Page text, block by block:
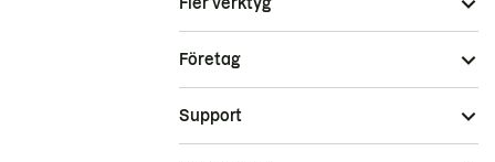
Företag
Support